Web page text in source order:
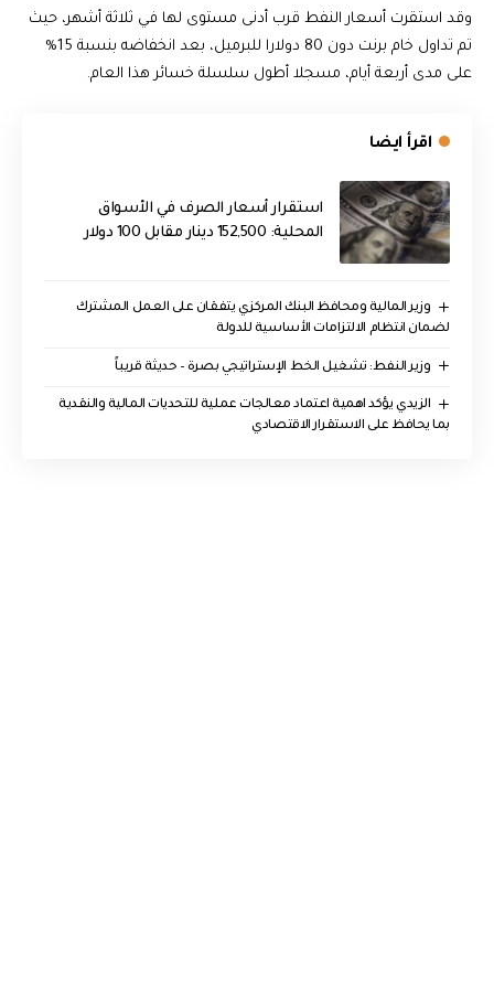
وقد استقرت أسعار النفط قرب أدنى مستوى لها في ثلاثة أشهر، حيث
تم تداول خام برنت دون 80 دولارا للبرميل، بعد انخفاضه بنسبة 15%
على مدى أربعة أيام، مسجلا أطول سلسلة خسائر هذا العام.
اقرأ ايضا
استقرار أسعار الصرف في الأسواق
المحلية: 152,500 دينار مقابل 100 دولار
وزير المالية ومحافظ البنك المركزي يتفقان على العمل المشترك
لضمان انتظام الالتزامات الأساسية للدولة
وزير النفط: تشغيل الخط الإستراتيجي بصرة – حديثة قريباً
الزيدي يؤكد اهمية اعتماد معالجات عملية للتحديات المالية والنقدية
بما يحافظ على الاستقرار الاقتصادي